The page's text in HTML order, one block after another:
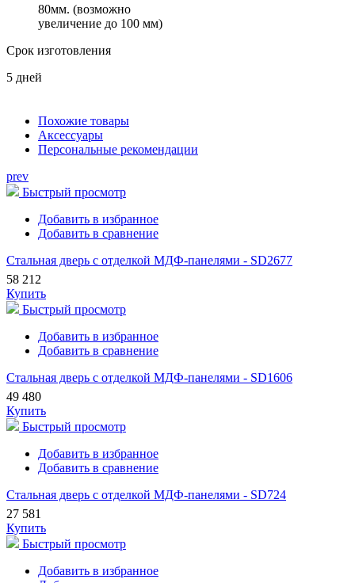
80мм. (возможно
увеличение до 100 мм)
Срок изготовления
5 дней
Похожие товары
Аксессуары
Персональные рекомендации
prev
Быстрый просмотр
Добавить в избранное
Добавить в сравнение
Стальная дверь с отделкой МДФ-панелями - SD2677
58 212
Купить
Быстрый просмотр
Добавить в избранное
Добавить в сравнение
Стальная дверь с отделкой МДФ-панелями - SD1606
49 480
Купить
Быстрый просмотр
Добавить в избранное
Добавить в сравнение
Стальная дверь с отделкой МДФ-панелями - SD724
27 581
Купить
Быстрый просмотр
Добавить в избранное